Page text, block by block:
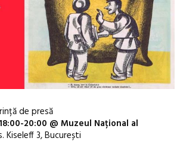
de presă
20:00 @ Muzeul Național al
Kiseleff 3, București